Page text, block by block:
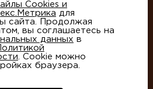
и Google
иУсловия использования
Cookies и
для
сайта. Продолжая
вы соглашаетесь на
данных в
. Cookie можно
браузера.